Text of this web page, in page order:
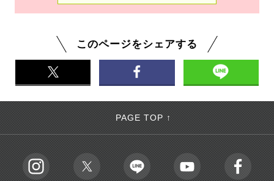
このページをシェアする
PAGE TOP ↑